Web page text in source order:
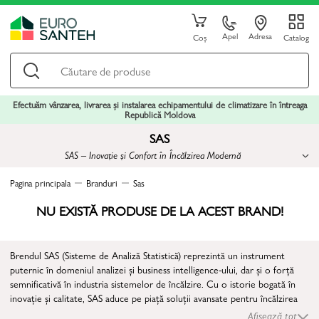
Coș Apel Adresa Catalog
Efectuăm vânzarea, livrarea și instalarea echipamentului de climatizare în întreaga
Republică Moldova
SAS
SAS – Inovație și Confort în Încălzirea Modernă
Pagina principala Branduri Sas
NU EXISTĂ PRODUSE DE LA ACEST BRAND!
Brendul SAS (Sisteme de Analiză Statistică) reprezintă un instrument
puternic în domeniul analizei și business intelligence-ului, dar și o forță
semnificativă în industria sistemelor de încălzire. Cu o istorie bogată în
inovație și calitate, SAS aduce pe piață soluții avansate pentru încălzirea
Afișează tot